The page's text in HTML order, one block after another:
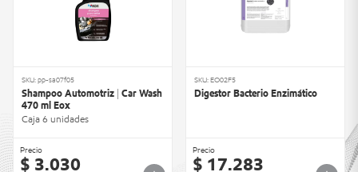
SKU: pp-sa07f05
Shampoo Automotriz | Car Wash
470 ml Eox
Caja 6 unidades
Precio
$ 3.030
SKU: EO02F5
Digestor Bacterio Enzimático
Precio
$ 17.283